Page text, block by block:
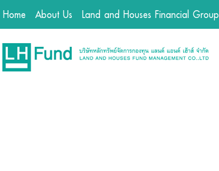
Home About Us Land and Houses Financial Group